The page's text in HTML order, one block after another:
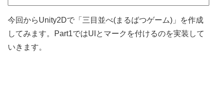
今回からUnity2Dで「三目並べ(まるばつゲーム)」を作成
してみます。Part1ではUIとマークを付けるのを実装して
いきます。